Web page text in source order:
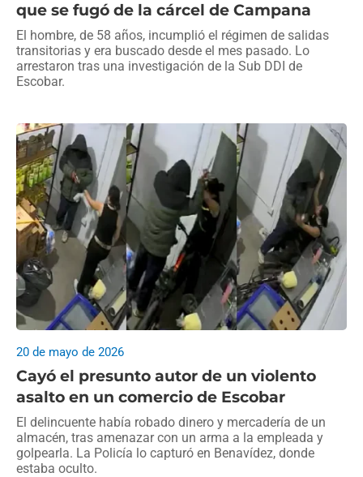
que se fugó de la cárcel de Campana
El hombre, de 58 años, incumplió el régimen de salidas
transitorias y era buscado desde el mes pasado. Lo
arrestaron tras una investigación de la Sub DDI de
Escobar.
Cayó el presunto autor de un violento
asalto en un comercio de Escobar
20 de mayo de 2026
El delincuente había robado dinero y mercadería de un
almacén, tras amenazar con un arma a la empleada y
golpearla. La Policía lo capturó en Benavídez, donde
estaba oculto.